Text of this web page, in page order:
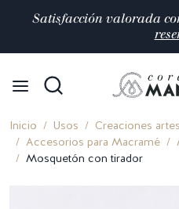
Satisfacción valorada
Inicio Usos Creaciones
Accesorios para Macramé
Mosquetón con tirador